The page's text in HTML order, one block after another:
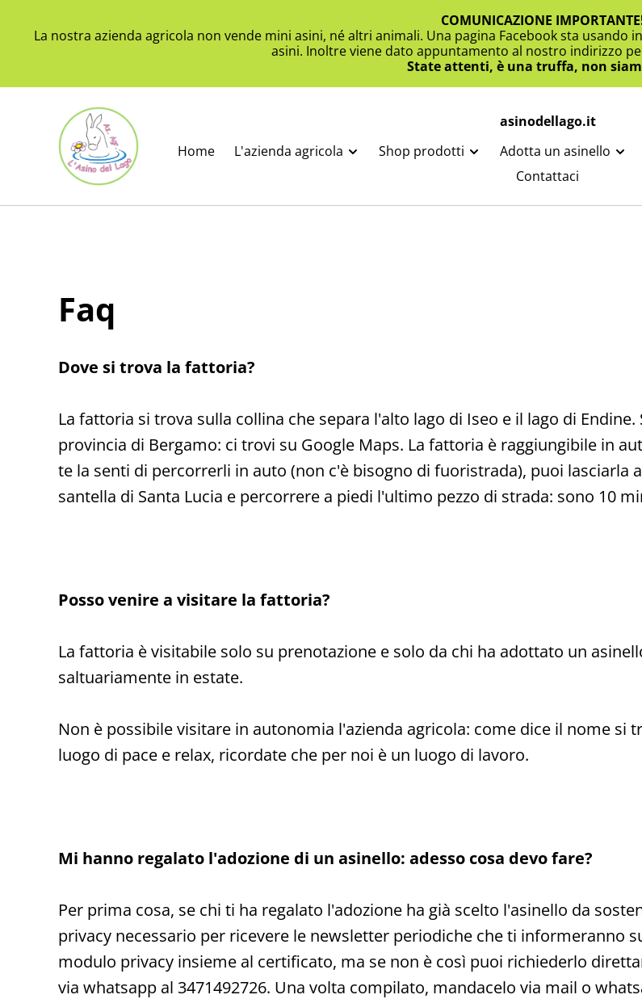
COMUNICAZIONE
La nostra azienda agricola non vende mini asini, né altri animali. Una pagina Facebook sta
asini. Inoltre viene dato appuntamento al nostro indirizzo
State attenti, è una truffa, non
asinodellago.it
Home
L'azienda agricola Shop prodotti Adotta un asinello
Contattaci
Faq
Dove si trova la fattoria?
La fattoria si trova sulla collina che separa l'alto lago di Iseo e il lago di
provincia di Bergamo: ci trovi su Google Maps. La fattoria è raggiungibile in
te la senti di percorrerli in auto (non c'è bisogno di fuoristrada), puoi lasciarla
santella di Santa Lucia e percorrere a piedi l'ultimo pezzo di strada: sono 10
Posso venire a visitare la fattoria?
La fattoria è visitabile solo su prenotazione e solo da chi ha adottato un
saltuariamente in estate.
Non è possibile visitare in autonomia l'azienda agricola: come dice il nome si
luogo di pace e relax, ricordate che per noi è un luogo di lavoro.
Mi hanno regalato l'adozione di un asinello: adesso cosa devo fare?
Per prima cosa, se chi ti ha regalato l'adozione ha già scelto l'asinello da
privacy necessario per ricevere le newsletter periodiche che ti informeranno
modulo privacy insieme al certificato, ma se non è così puoi richiederlo
via whatsapp al 3471492726. Una volta compilato, mandacelo via mail o